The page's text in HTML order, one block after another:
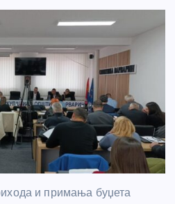
и примања буџета